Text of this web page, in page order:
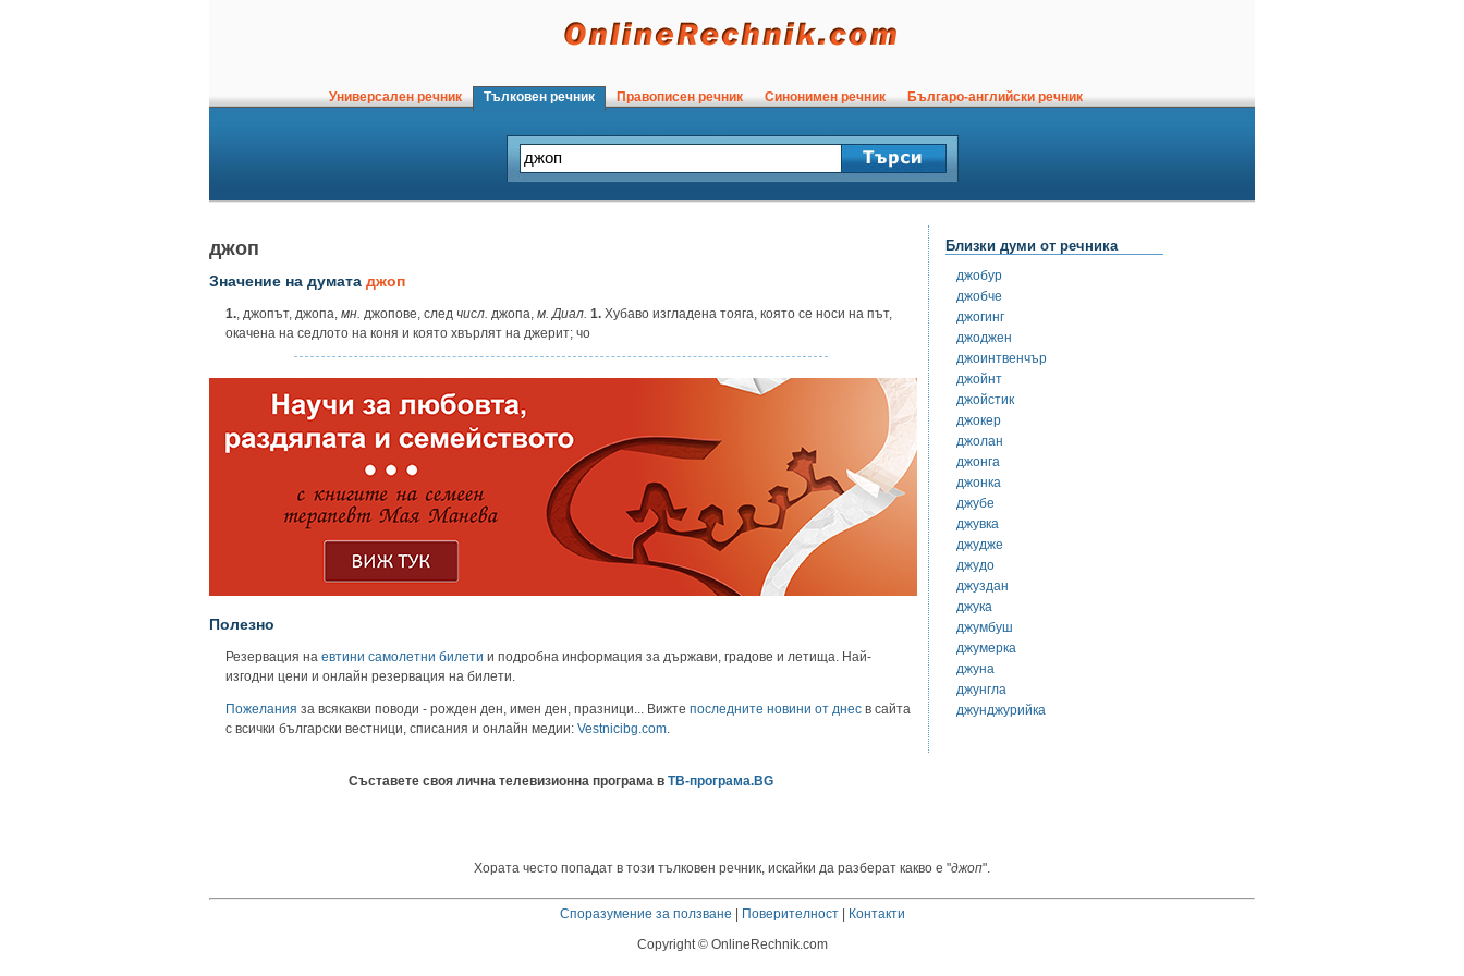
Универсален речник Тълковен речник Правописен речник Синонимен речник Българо-английски речник
джоп
Значение на думата джоп
1., джопът, джопа, мн. джопове, след числ. джопа, м. Диал. 1. Хубаво изгладена тояга, която се носи на път,
окачена на седлото на коня и която хвърлят на джерит; чо
Полезно
Резервация на евтини самолетни билети и подробна информация за държави, градове и летища. Най-
изгодни цени и онлайн резервация на билети.
Пожелания за всякакви поводи - рожден ден, имен ден, празници... Вижте последните новини от днес в сайта
с всички български вестници, списания и онлайн медии: Vestnicibg.com
Съставете своя лична телевизионна програма в ТВ-програма.BG
Близки думи от речника
джобур
джобче
джогинг
джоджен
джоинтвенчър
джойнт
джойстик
джокер
джолан
джонга
джонка
джубе
джувка
джудже
джудо
джуздан
джука
джумбуш
джумерка
джуна
джунгла
джунджурийка
Хората често попадат в този тълковен речник, искайки да разберат какво е "джоп".
Споразумение за ползване | Поверителност| Контакти
Copyright © OnlineRechnik.com